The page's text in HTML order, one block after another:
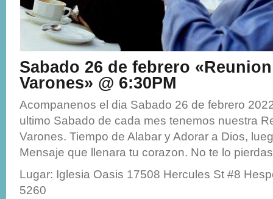
Sabado 26 de febrero
Varones» @ 6:30PM
Acompanenos el dia Sabado 26 de febrero
ultimo Sabado de cada mes tenemos nuestra
Varones. Tiempo de Alabar y Adorar a Dios,
Mensaje que llenara tu corazon. No te lo
Lugar: Iglesia Oasis 17508 Hercules St #8
5260